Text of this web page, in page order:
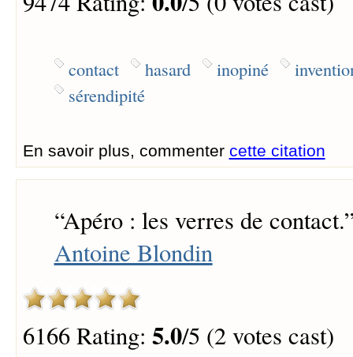
contact hasard inopiné
sérendipité
En savoir plus, commenter cette citation
“Apéro : les verres de contact.
Antoine Blondin
6166 Rating: 5.0/5 (2 votes cast)